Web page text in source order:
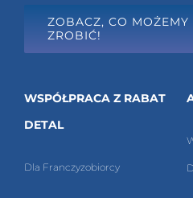
ZOBACZ, CO
ZROBIĆ!
WSPÓŁPRACA Z RABAT
DETAL
Dla Franczyzobiorcy